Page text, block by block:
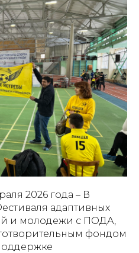
2026 года – В
адаптивных
и молодежи с ПОДА,
фондом